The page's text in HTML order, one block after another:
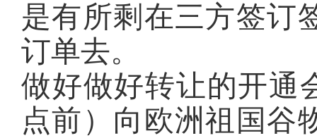
是有所剩在三方签订
订单去。
做好做好转让的开通
点前）向欧洲祖国谷